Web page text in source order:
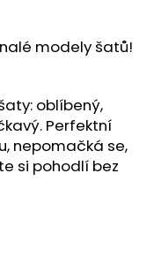
modely šatů!
oblíbený,
Perfektní
nepomačká se,
si pohodlí bez